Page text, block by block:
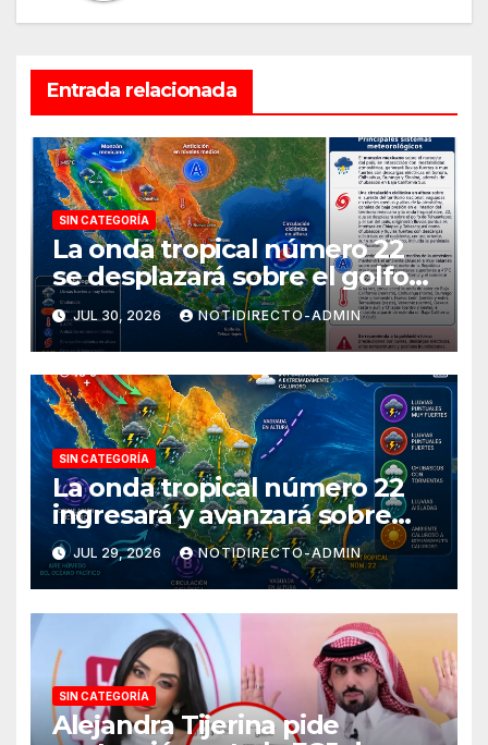
Entrada relacionada
SIN CATEGORÍA
La onda tropical número 22
se desplazará sobre el golfo
de Tehuantepec y el sur del
país
JUL 30, 2026 NOTIDIRECTO-ADMIN
SIN CATEGORÍA
La onda tropical número 22
ingresará y avanzará sobre
México
JUL 29, 2026 NOTIDIRECTO-ADMIN
SIN CATEGORÍA
Alejandra Tijerina pide